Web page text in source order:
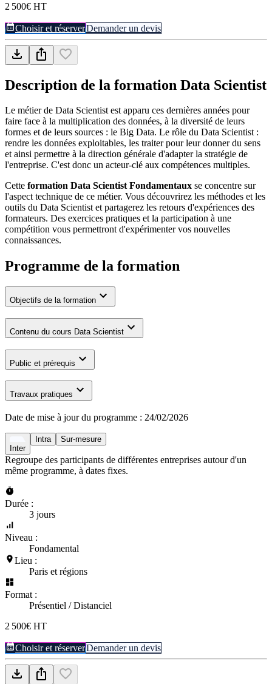
2 500€ HT
Choisir et réserverDemander un devis
Description de la formation Data Scientist
Le métier de Data Scientist est apparu ces dernières années pour
faire face à la multiplication des données, à la diversité de leurs
formes et de leurs sources : le Big Data. Le rôle du Data Scientist :
rendre les données exploitables, les traiter pour leur donner du sens
et ainsi permettre à la direction générale d'adapter la stratégie de
l'entreprise. C'est donc un acteur-clé aux compétences multiples.
Cette formation Data Scientist Fondamentaux se concentre sur
l'aspect technique de ce métier. Vous découvrirez les méthodes et les
outils du Data Scientist et partagerez les retours d'expériences des
formateurs. Des exercices pratiques et la participation à une
compétition vous permettront d'expérimenter vos nouvelles
connaissances.
Programme de la formation
Objectifs de la formation
Contenu du cours Data Scientist
Public et prérequis
Travaux pratiques
Date de mise à jour du programme : 24/02/2026
Inter
Intra Sur-mesure
Regroupe des participants de différentes entreprises autour d'un
même programme, à dates fixes.
Durée :
3 jours
Niveau :
Fondamental
Lieu :
Paris et régions
Format :
Présentiel / Distanciel
2 500€ HT
Choisir et réserverDemander un devis